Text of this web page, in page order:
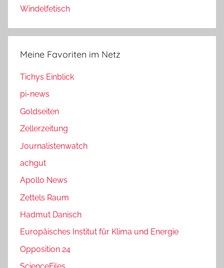
Windelfetisch
Meine Favoriten im Netz
Tichys Einblick
pi-news
Goldseiten
Zellerzeitung
Journalistenwatch
achgut
Apollo News
Zettels Raum
Hadmut Danisch
Europäisches Institut für Klima und Energie
Opposition 24